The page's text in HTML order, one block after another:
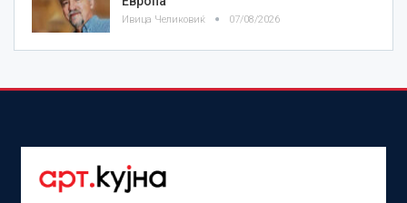
Ивица Челиковиќ 07/08/2026